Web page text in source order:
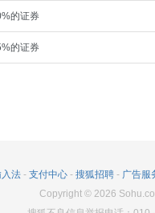
的证券
的证券
法 - 支付中心 - 搜狐招聘 - 广告服
Copyright© 2026